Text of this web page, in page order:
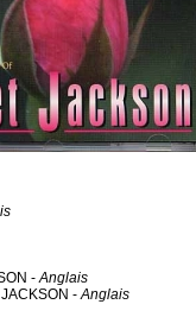
-Anglais
-Anglais